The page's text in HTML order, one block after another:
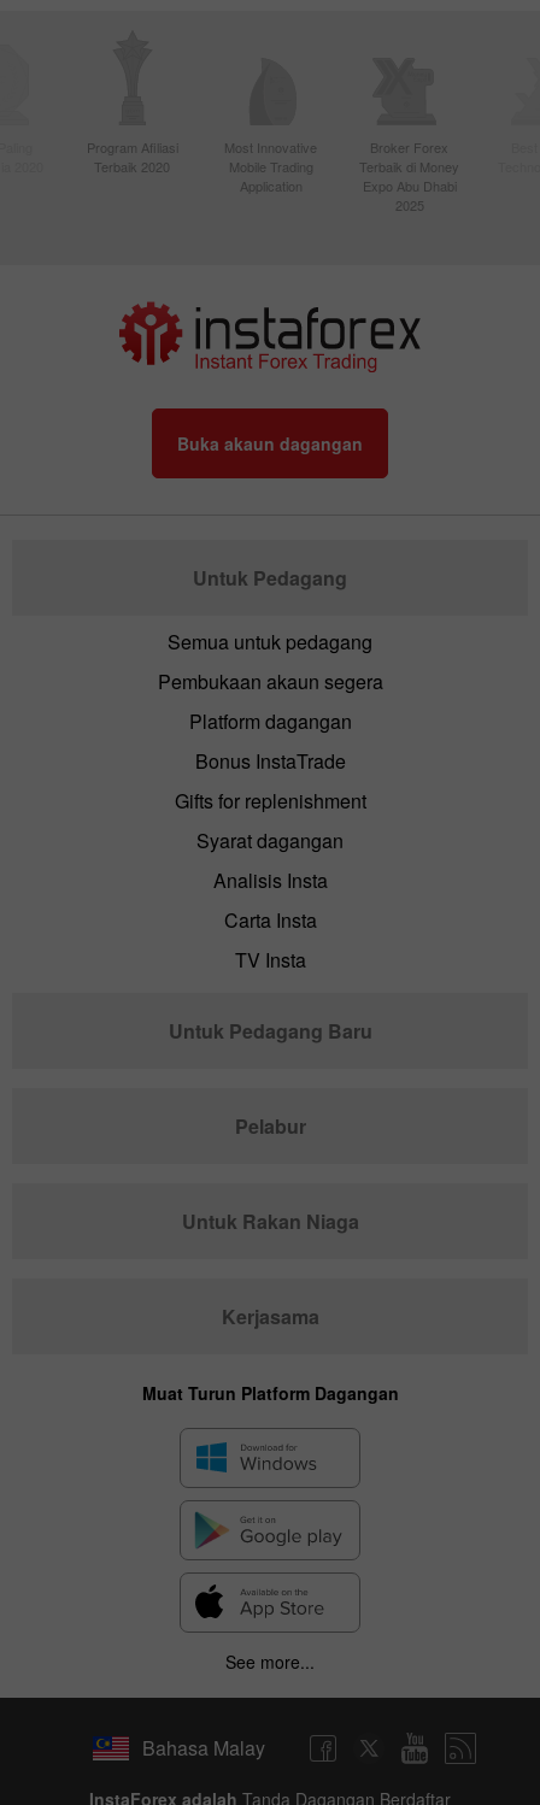
Program Afiliasi
Terbaik 2020
Most Innovative
Mobile Trading
Application
Broker Forex
Terbaik di Money
Expo Abu Dhabi
2025
Buka akaun dagangan
Untuk Pedagang
Semua untuk pedagang
Pembukaan akaun segera
Platform dagangan
Bonus InstaTrade
Gifts for replenishment
Syarat dagangan
Analisis Insta
Carta Insta
TV Insta
Untuk Pedagang Baru
Pelabur
Untuk Rakan Niaga
Kerjasama
Muat Turun Platform Dagangan
See more...
Bahasa Malay
InstaForex adalah Tanda Dagangan Berdaftar